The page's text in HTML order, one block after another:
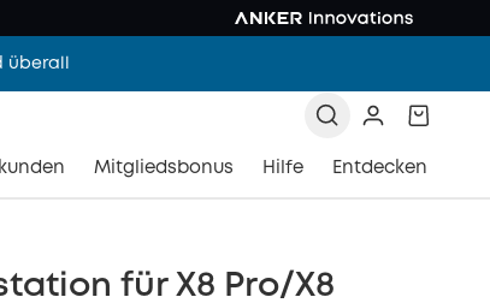
überall
Mitgliedsbonus Hilfe Entdecken
für X8 Pro/X8